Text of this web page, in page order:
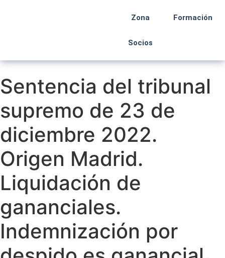
Zona
Socios
Formación
Sentencia del tribunal
supremo de 23 de
diciembre 2022.
Origen Madrid.
Liquidación de
gananciales.
Indemnización por